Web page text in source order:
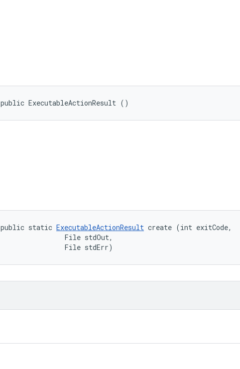
public ExecutableActionResult ()
public static ExecutableActionResult create (int exitCode,
                File stdOut,
                File stdErr)